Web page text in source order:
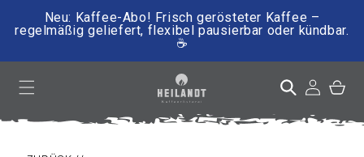
zum Inhalt Einloggen
Warenkorb
Neu: Kaffee-Abo! Frisch gerösteter Kaffee –
regelmäßig geliefert, flexibel pausierbar oder kündbar.
☕